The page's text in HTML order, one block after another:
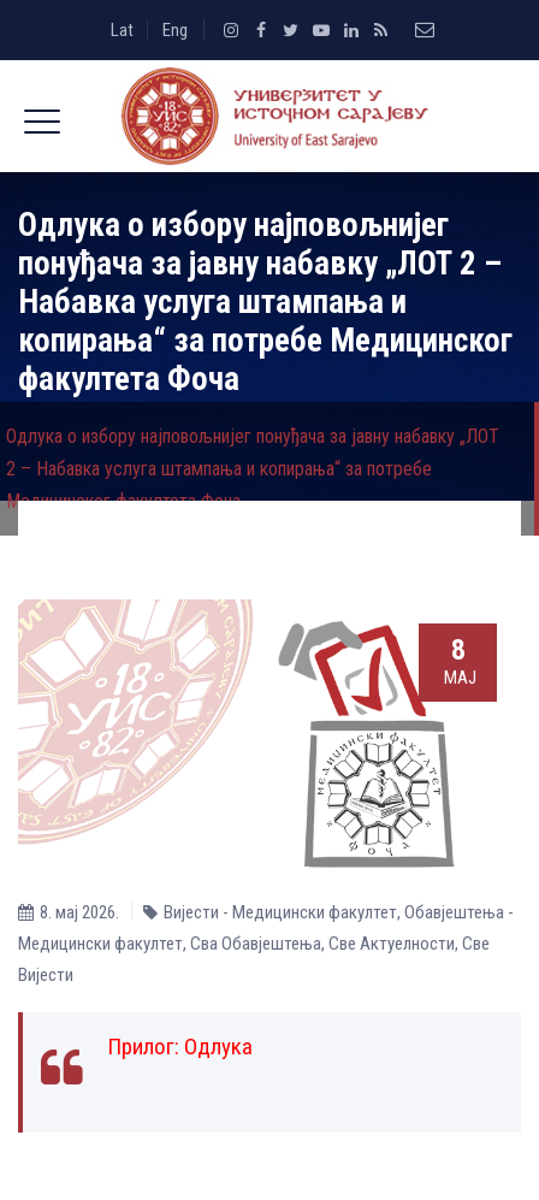
Lat Eng
Одлука о избору најповољнијег
понуђача за јавну набавку „ЛОТ 2 –
Набавка услуга штампања и
копирања“ за потребе Медицинског
факултета Фоча
Одлука о избору најповољнијег понуђача за јавну набавку „ЛОТ
2 – Набавка услуга штампања и копирања“ за потребе
Медицинског факултета Фоча
8
МАЈ
8. мај 2026. Вијести - Медицински факултет, Обавјештења -
Медицински факултет, Сва Обавјештења, Све Aктуелности, Све
Вијести
Прилог: Одлука